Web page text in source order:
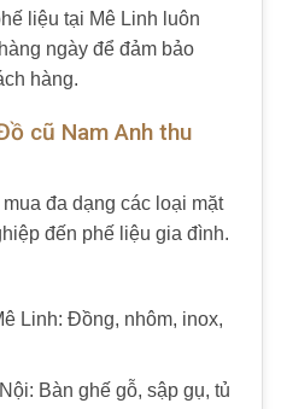
liệu tại Mê Linh luôn
ngày để đảm bảo
hàng.
cũ Nam Anh thu
đa dạng các loại mặt
đến phế liệu gia đình.
Linh: Đồng, nhôm, inox,
Bàn ghế gỗ, sập gụ, tủ